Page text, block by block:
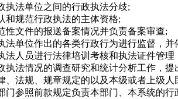
法单位之间的行政执法分歧;
规范行政执法的主体资格;
文件的报送备案情况并负责备案审查;
单位作出的各类行政行为进行监督，并
人员进行法律培训考核和执法证件管理
法情况的调查研究和统计分析工作，提
法规、规章规定的以及本级或者上级人
参照前款规定负责本部门、本系统的行